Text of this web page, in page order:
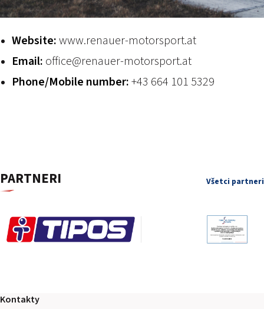
PODUJATIA 2026
KONTAKTY
Website:www.renauer-motorsport.at
Email: office@renauer-motorsport.at
Phone/Mobile number:+43 664 101 5329
PARTNERI Všetci partneri
Kontakty